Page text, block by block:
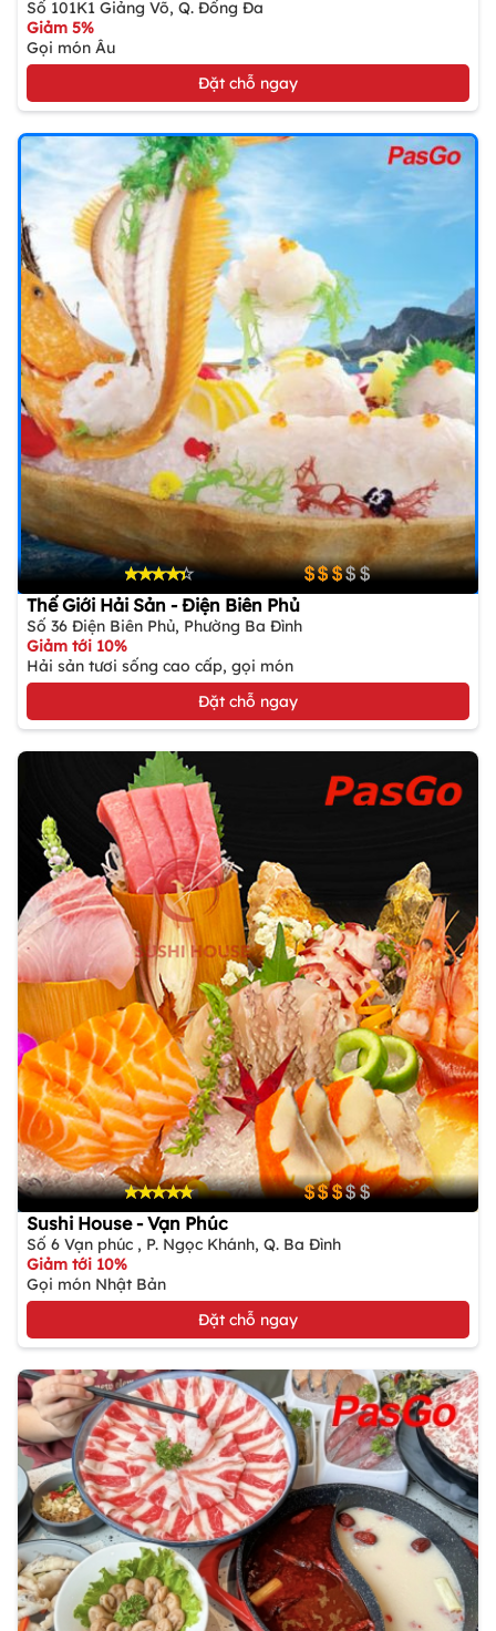
Số 101K1 Giảng Võ, Q. Đống Đa
Giảm 5%
Gọi món Âu
Đặt chỗ ngay
Thế Giới Hải Sản - Điện Biên Phủ
Số 36 Điện Biên Phủ, Phường Ba Đình
Giảm tới 10%
Hải sản tươi sống cao cấp, gọi món
Đặt chỗ ngay
Sushi House - Vạn Phúc
Số 6 Vạn phúc , P. Ngọc Khánh, Q. Ba Đình
Giảm tới 10%
Gọi món Nhật Bản
Đặt chỗ ngay